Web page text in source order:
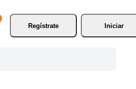
Regístrate
Iniciar